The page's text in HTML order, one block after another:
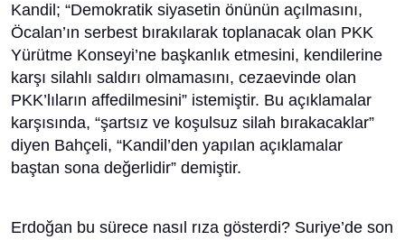
Kandil; “Demokratik siyasetin önünün açılmasını,
Öcalan’ın serbest bırakılarak toplanacak olan PKK
Yürütme Konseyi’ne başkanlık etmesini, kendilerine
karşı silahlı saldırı olmamasını, cezaevinde olan
PKK’lıların affedilmesini” istemiştir. Bu açıklamalar
karşısında, “şartsız ve koşulsuz silah bırakacaklar”
diyen Bahçeli, “Kandil’den yapılan açıklamalar
baştan sona değerlidir” demiştir.
Erdoğan bu sürece nasıl rıza gösterdi? Suriye’de son